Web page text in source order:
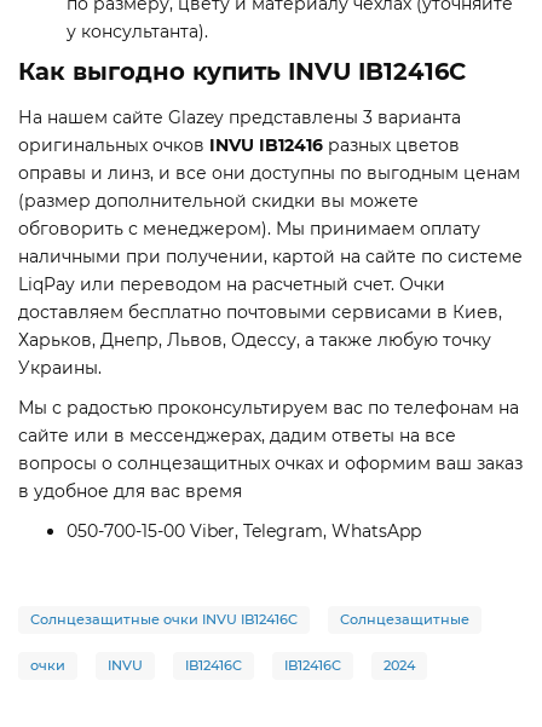
у консультанта).
Как выгодно купить INVU IB12416C
На нашем сайте Glazey представлены 3 варианта
оригинальных очков INVU IB12416 разных цветов
оправы и линз, и все они доступны по выгодным ценам
(размер дополнительной скидки вы можете
обговорить с менеджером). Мы принимаем оплату
наличными при получении, картой на сайте по системе
LiqPay или переводом на расчетный счет. Очки
доставляем бесплатно почтовыми сервисами в Киев,
Харьков, Днепр, Львов, Одессу, а также любую точку
Украины.
Мы с радостью проконсультируем вас по телефонам на
сайте или в мессенджерах, дадим ответы на все
вопросы о солнцезащитных очках и оформим ваш заказ
в удобное для вас время
050-700-15-00 Viber, Telegram, WhatsApp
Солнцезащитные очки INVU IB12416C Солнцезащитные
очки INVU IB12416C IB12416C 2024